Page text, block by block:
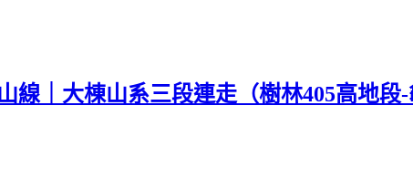
線｜大棟山系三段連走（樹林405高地段